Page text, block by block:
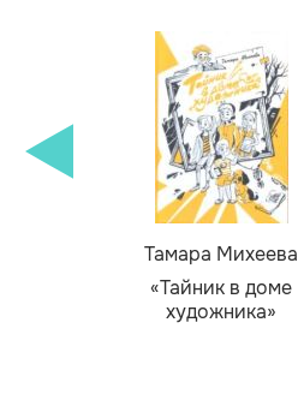
Тамара Михеева
«Тайник в доме
художника»